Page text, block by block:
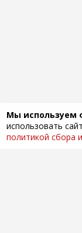
Мы используем
использовать
политикой сбора
Главная